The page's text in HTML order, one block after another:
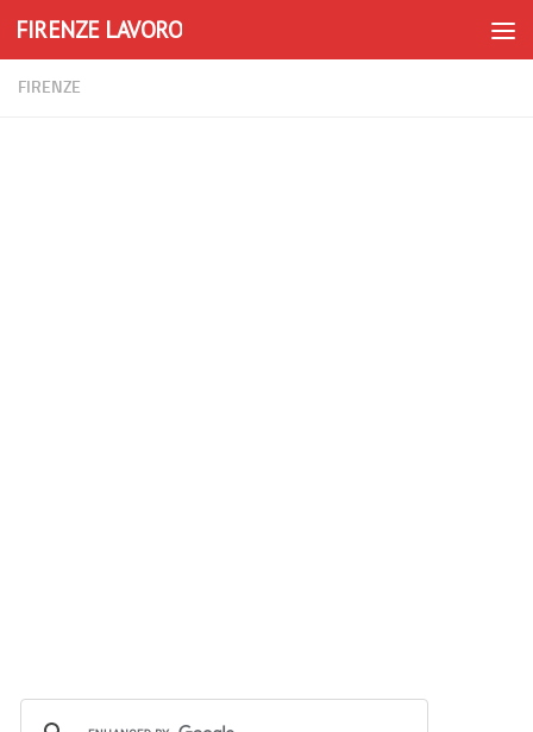
Skip to content
FIRENZE LAVORO
FIRENZE